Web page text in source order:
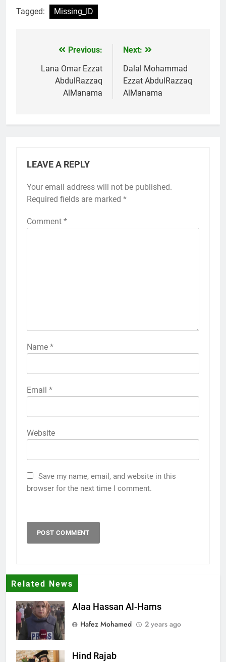
Tagged: Missing_ID
navigation
Previous:
Lana Omar Ezzat
AbdulRazzaq
AlManama
Next:
Dalal Mohammad
Ezzat AbdulRazzaq
AlManama
LEAVE A REPLY
Your email address will not be published.
Required fields are marked *
Comment *
Name *
Email *
Website
Save my name, email, and website in this
browser for the next time I comment.
Related News
Alaa Hassan Al-Hams
Hafez Mohamed
2 years ago
Hind Rajab